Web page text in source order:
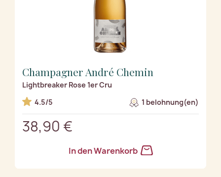
Champagner André Chemin
Lightbreaker Rose 1er Cru
4.5/5
1 belohnung(en)
38,90 €
In den Warenkorb